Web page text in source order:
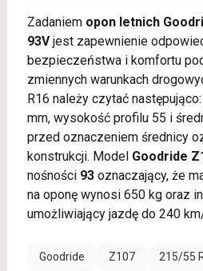
Zadaniem opon letnich
93Vjest zapewnienie
bezpieczeństwa i komfortu
zmiennych warunkach
R16 należy czytać
mm, wysokość profilu 55 i
przed oznaczeniem średnicy
konstrukcji. Model Goodride
nośności 93oznaczający, że
na oponę wynosi 650 kg oraz
umożliwiający jazdę do 240
Goodride Z107 215/55